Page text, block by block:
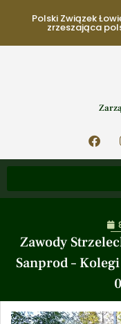
Polski Związek
zrzeszająca
Zawody
Sanprod –